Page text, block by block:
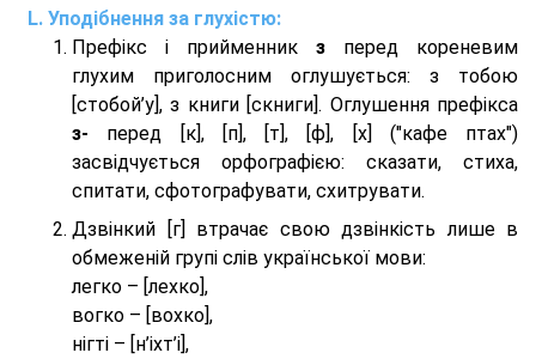
Уподібнення за глухістю:
Префікс і прийменник з перед кореневим
глухим приголосним оглушується: з тобою
[стобой’у], з книги [скниги]. Оглушення префікса
з- перед [к], [п], [т], [ф], [х] ("кафе птах")
засвідчується орфографією: сказати, стиха,
спитати, сфотографувати, схитрувати.
Дзвінкий [г] втрачає свою дзвінкість лише в
обмеженій групі слів української мови:
легко – [лехко],
вогко – [вохко],
нігті – [н’іхт’і],